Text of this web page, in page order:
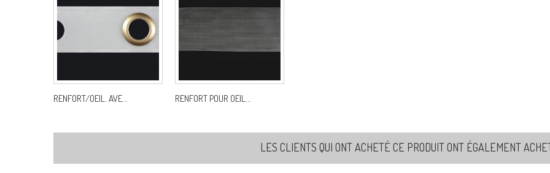
RENFORT/OEIL. AVE... RENFORT POUR OEIL...
LES CLIENTS QUI ONT ACHETÉ CE PRODUIT ONT ÉGALEMENT